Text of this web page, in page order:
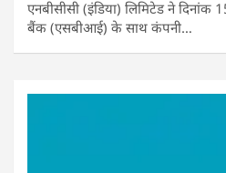
एनबीसीसी (इंडिया) लिमिटेड ने
बैंक (एसबीआई) के साथ कंपनी…